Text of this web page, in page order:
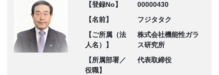
【登録No】
00000430
【名前】
フジタタク
【ご所属（法
人名）】
株式会社機能性ガラ
ス研究所
【所属部署／
役職】
代表取締役